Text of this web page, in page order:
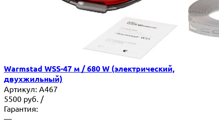
Warmstad WSS-47 м / 680 W (электрический,
двухжильный)
Артикул: A467
5500 руб. /
Гарантия:
—